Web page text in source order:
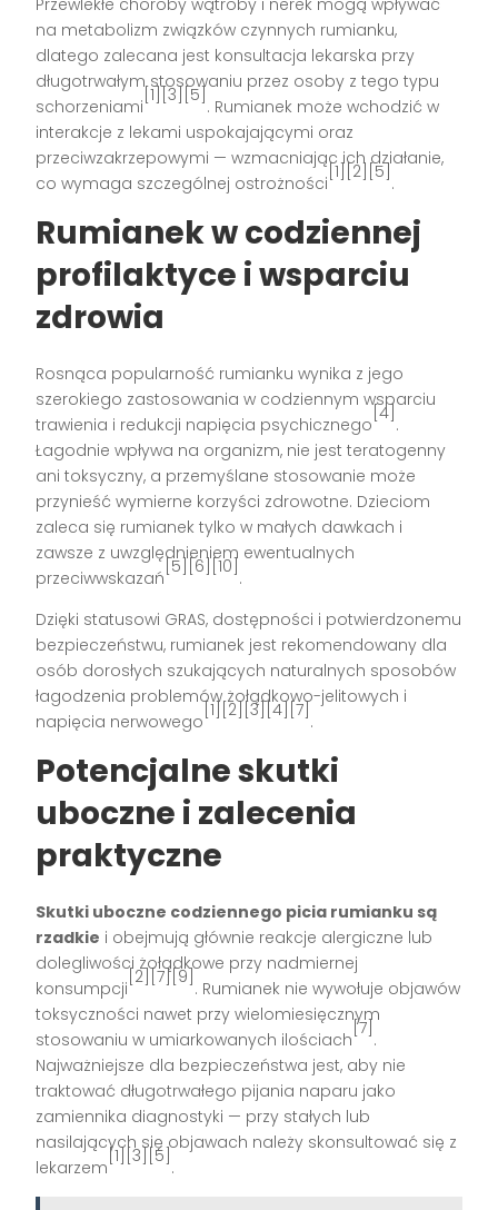
na metabolizm związków czynnych rumianku,
dlatego zalecana jest konsultacja lekarska przy
długotrwałym stosowaniu przez osoby z tego typu
schorzeniami
[1][3][5]
. Rumianek może wchodzić w
interakcje z lekami uspokajającymi oraz
przeciwzakrzepowymi — wzmacniając ich działanie,
co wymaga szczególnej ostrożności
[1][2][5]
.
Rumianek w codziennej
profilaktyce i wsparciu
zdrowia
Rosnąca popularność rumianku wynika z jego
szerokiego zastosowania w codziennym wsparciu
trawienia i redukcji napięcia psychicznego
[4]
.
Łagodnie wpływa na organizm, nie jest teratogenny
ani toksyczny, a przemyślane stosowanie może
przynieść wymierne korzyści zdrowotne. Dzieciom
zaleca się rumianek tylko w małych dawkach i
zawsze z uwzględnieniem ewentualnych
przeciwwskazań
[5][6][10]
.
Dzięki statusowi GRAS, dostępności i potwierdzonemu
bezpieczeństwu, rumianek jest rekomendowany dla
osób dorosłych szukających naturalnych sposobów
łagodzenia problemów żołądkowo-jelitowych i
napięcia nerwowego
[1][2][3][4][7]
.
Potencjalne skutki
uboczne i zalecenia
praktyczne
Skutki uboczne codziennego picia rumianku są
rzadkie i obejmują głównie reakcje alergiczne lub
dolegliwości żołądkowe przy nadmiernej
konsumpcji
[2][7][9]
. Rumianek nie wywołuje objawów
toksyczności nawet przy wielomiesięcznym
stosowaniu w umiarkowanych ilościach
[7]
.
Najważniejsze dla bezpieczeństwa jest, aby nie
traktować długotrwałego pijania naparu jako
zamiennika diagnostyki — przy stałych lub
nasilających się objawach należy skonsultować się z
lekarzem
[1][3][5]
.